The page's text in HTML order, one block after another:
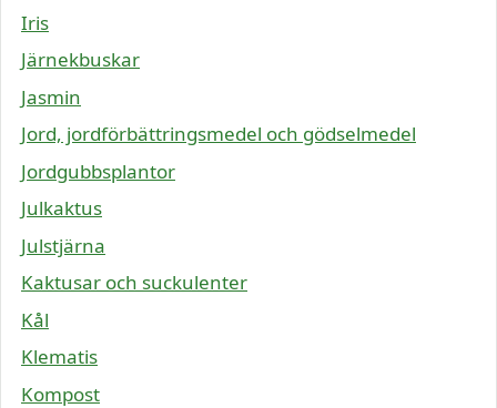
Iris
Järnekbuskar
Jasmin
Jord, jordförbättringsmedel och gödselmedel
Jordgubbsplantor
Julkaktus
Julstjärna
Kaktusar och suckulenter
Kål
Klematis
Kompost